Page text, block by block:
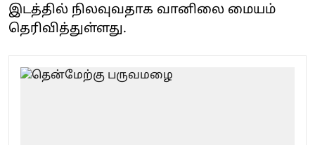
இடத்தில் நிலவுவதாக வானிலை மையம்
தெரிவித்துள்ளது.